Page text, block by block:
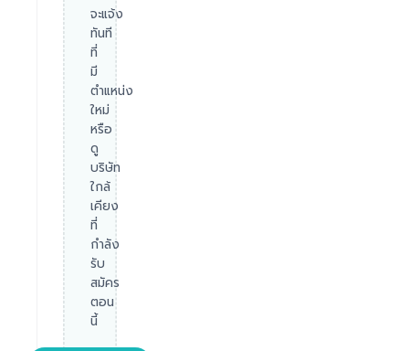
จะแจ้ง
ทันที
ที่
มี
ตำแหน่ง
ใหม่
หรือ
ดู
บริษัท
ใกล้
เคียง
ที่
กำลัง
รับ
สมัคร
ตอน
นี้